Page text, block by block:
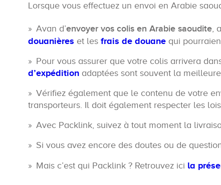
Lorsque vous effectuez un envoi en Arabie
Avan d’envoyer vos colis en Arabie saoudite,
douanières et les frais de douane qui
Pour vous assurer que votre colis arrivera
d’expédition adaptées sont souvent la
Vérifiez également que le contenu de votre
transporteurs. Il doit également respecter les
Avec Packlink, suivez à tout moment la
Si vous avez encore des doutes ou de
Mais c’est qui Packlink ? Retrouvez ici la